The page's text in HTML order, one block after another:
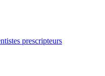
prescripteurs